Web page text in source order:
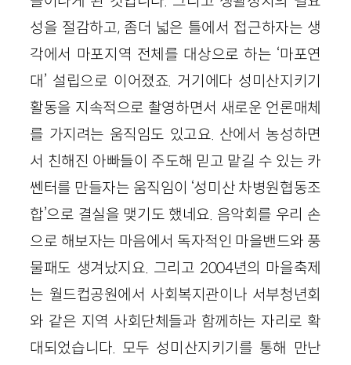
성을 절감하고, 좀더 넓은 틀에서 접근하자는 생
각에서 마포지역 전체를 대상으로 하는 ‘마포연
대’ 설립으로 이어졌죠. 거기에다 성미산지키기
활동을 지속적으로 촬영하면서 새로운 언론매체
를 가지려는 움직임도 있고요. 산에서 농성하면
서 친해진 아빠들이 주도해 믿고 맡길 수 있는 카
쎈터를 만들자는 움직임이 ‘성미산 차병원협동조
합’으로 결실을 맺기도 했네요. 음악회를 우리 손
으로 해보자는 마음에서 독자적인 마을밴드와 풍
물패도 생겨났지요. 그리고 2004년의 마을축제
는 월드컵공원에서 사회복지관이나 서부청년회
와 같은 지역 사회단체들과 함께하는 자리로 확
대되었습니다. 모두 성미산지키기를 통해 만난